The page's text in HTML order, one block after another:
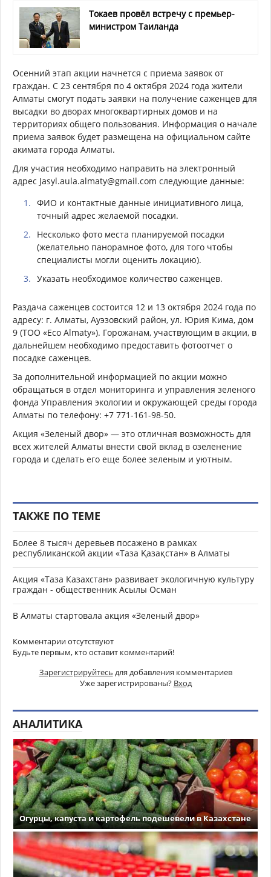
Токаев провёл встречу с премьер-
министром Таиланда
Осенний этап акции начнется с приема заявок от
граждан. С 23 сентября по 4 октября 2024 года жители
Алматы смогут подать заявки на получение саженцев для
высадки во дворах многоквартирных домов и на
территориях общего пользования. Информация о начале
приема заявок будет размещена на официальном сайте
акимата города Алматы.
Для участия необходимо направить на электронный
адрес Jasyl.aula.almaty@gmail.com следующие данные:
ФИО и контактные данные инициативного лица,
точный адрес желаемой посадки.
Несколько фото места планируемой посадки
(желательно панорамное фото, для того чтобы
специалисты могли оценить локацию).
Указать необходимое количество саженцев.
Раздача саженцев состоится 12 и 13 октября 2024 года по
адресу: г. Алматы, Ауэзовский район, ул. Юрия Кима, дом
9 (ТОО «Eco Almaty»). Горожанам, участвующим в акции, в
дальнейшем необходимо предоставить фотоотчет о
посадке саженцев.
За дополнительной информацией по акции можно
обращаться в отдел мониторинга и управления зеленого
фонда Управления экологии и окружающей среды города
Алматы по телефону: +7 771-161-98-50.
Акция «Зеленый двор» — это отличная возможность для
всех жителей Алматы внести свой вклад в озеленение
города и сделать его еще более зеленым и уютным.
ТАКЖЕ ПО ТЕМЕ
Более 8 тысяч деревьев посажено в рамках
республиканской акции «Таза Қазақстан» в Алматы
Акция «Таза Казахстан» развивает экологичную культуру
граждан - общественник Асылы Осман
В Алматы стартовала акция «Зеленый двор»
Комментарии отсутствуют
Будьте первым, кто оставит комментарий!
Зарегистрируйтесь для добавления комментариев
Уже зарегистрированы? Вход
АНАЛИТИКА
Огурцы, капуста и картофель подешевели в Казахстане